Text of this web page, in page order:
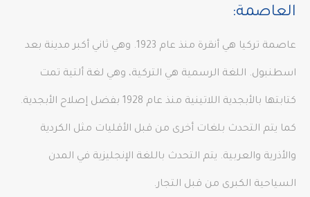
العاصمة:
عاصمة تركيا هي أنقرة منذ عام 1923. وهي ثاني أكبر مدينة بعد
اسطنبول. اللغة الرسمية هي التركية، وهي لغة ألتية تمت
كتابتها بالأبجدية اللاتينية منذ عام 1928 بفضل إصلاح الأبجدية.
كما يتم التحدث بلغات أخرى من قبل الأقليات مثل الكردية
والأذرية والعربية. يتم التحدث باللغة الإنجليزية في المدن
السياحية الكبرى من قبل التجار.